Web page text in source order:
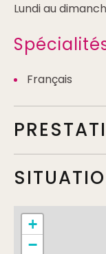
Lundi au
Français
+
−